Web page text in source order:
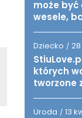
może
wesele,
Dziecko /
których
tworzone
Uroda / 13